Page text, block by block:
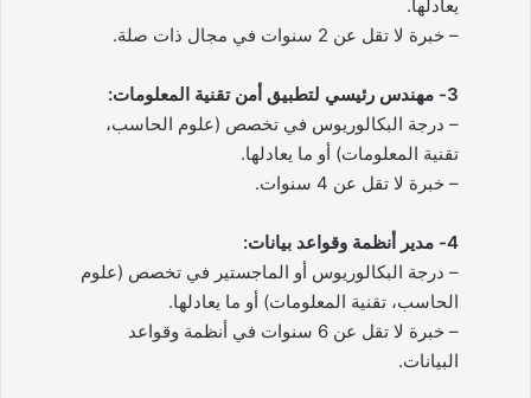
يعادلها.
– خبرة لا تقل عن 2 سنوات في مجال ذات صلة.
3- مهندس رئيسي لتطبيق أمن تقنية المعلومات:
– درجة البكالوريوس في تخصص (علوم الحاسب،
تقنية المعلومات) أو ما يعادلها.
– خبرة لا تقل عن 4 سنوات.
4- مدير أنظمة وقواعد بيانات:
– درجة البكالوريوس أو الماجستير في تخصص (علوم
الحاسب، تقنية المعلومات) أو ما يعادلها.
– خبرة لا تقل عن 6 سنوات في أنظمة وقواعد
البيانات.